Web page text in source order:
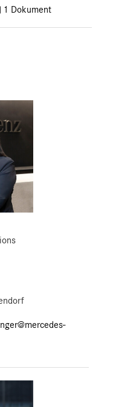
1 Dokument